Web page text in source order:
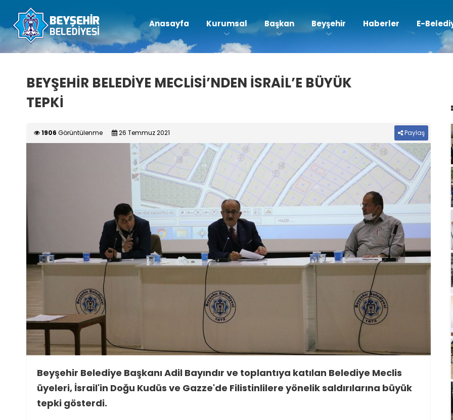
Anasayfa Kurumsal Başkan Beyşehir Haberler E-
BEYŞEHİR BELEDİYE MECLİSİ’NDEN İSRAİL’E BÜYÜK
TEPKİ
1906 Görüntülenme 26 Temmuz 2021 Paylaş
Beyşehir Belediye Başkanı Adil Bayındır ve toplantıya katılan Belediye Meclis
üyeleri, İsrail'in Doğu Kudüs ve Gazze'de Filistinlilere yönelik saldırılarına büyük
tepki gösterdi.